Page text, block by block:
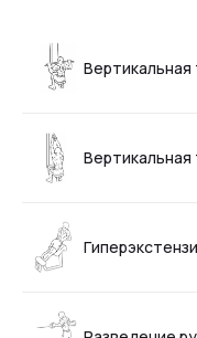
Вертикальная
Вертикальная